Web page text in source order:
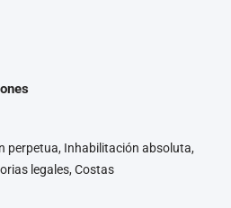
perpetua, Inhabilitación absoluta,
legales, Costas